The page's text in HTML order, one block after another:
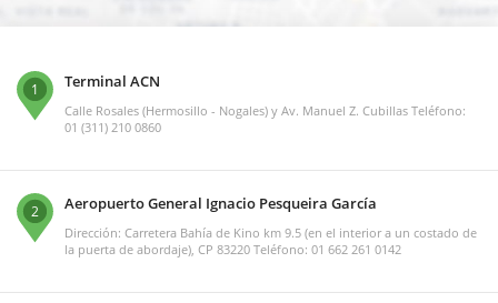
1 Terminal ACN
Calle Rosales (Hermosillo - Nogales) y Av. Manuel Z. Cubillas Teléfono:
01 (311) 210 0860
2 Aeropuerto General Ignacio Pesqueira García
Dirección: Carretera Bahía de Kino km 9.5 (en el interior a un costado de
la puerta de abordaje), CP 83220 Teléfono: 01 662 261 0142